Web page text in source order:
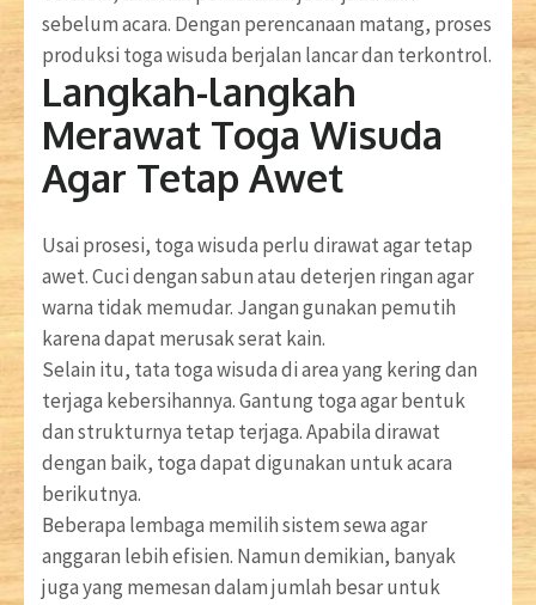
sebelum acara. Dengan perencanaan matang, proses
produksi toga wisuda berjalan lancar dan terkontrol.
Langkah-langkah
Merawat Toga Wisuda
Agar Tetap Awet
Usai prosesi, toga wisuda perlu dirawat agar tetap
awet. Cuci dengan sabun atau deterjen ringan agar
warna tidak memudar. Jangan gunakan pemutih
karena dapat merusak serat kain.
Selain itu, tata toga wisuda di area yang kering dan
terjaga kebersihannya. Gantung toga agar bentuk
dan strukturnya tetap terjaga. Apabila dirawat
dengan baik, toga dapat digunakan untuk acara
berikutnya.
Beberapa lembaga memilih sistem sewa agar
anggaran lebih efisien. Namun demikian, banyak
juga yang memesan dalam jumlah besar untuk